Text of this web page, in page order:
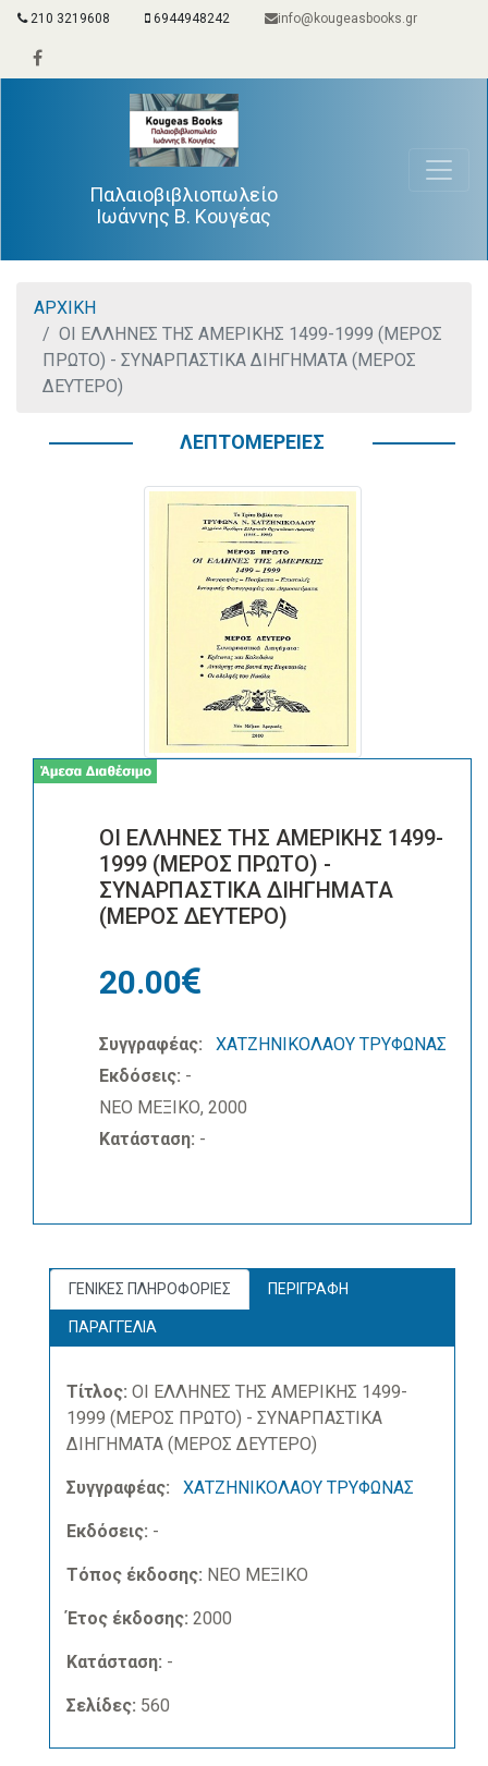
210 3219608 6944948242 info@kougeasbooks.gr
Παλαιοβιβλιοπωλείο
Ιωάννης Β. Κουγέας
ΑΡΧΙΚΗ
ΟΙ ΕΛΛΗΝΕΣ ΤΗΣ ΑΜΕΡΙΚΗΣ 1499-1999 (ΜΕΡΟΣ
ΠΡΩΤΟ) - ΣΥΝΑΡΠΑΣΤΙΚΑ ΔΙΗΓΗΜΑΤΑ (ΜΕΡΟΣ
ΔΕΥΤΕΡΟ)
ΛΕΠΤΟΜΕΡΕΙΕΣ
ΟΙ ΕΛΛΗΝΕΣ ΤΗΣ ΑΜΕΡΙΚΗΣ 1499-
1999 (ΜΕΡΟΣ ΠΡΩΤΟ) -
ΣΥΝΑΡΠΑΣΤΙΚΑ ΔΙΗΓΗΜΑΤΑ
(ΜΕΡΟΣ ΔΕΥΤΕΡΟ)
20.00
Συγγραφέας:
ΧΑΤΖΗΝΙΚΟΛΑΟΥ ΤΡΥΦΩΝΑΣ
Εκδόσεις: -
ΝΕΟ ΜΕΞΙΚΟ, 2000
Κατάσταση: -
ΓΕΝΙΚΕΣ ΠΛΗΡΟΦΟΡΙΕΣ ΠΕΡΙΓΡΑΦΗ
ΠΑΡΑΓΓΕΛΙΑ
Τίτλος: ΟΙ ΕΛΛΗΝΕΣ ΤΗΣ ΑΜΕΡΙΚΗΣ 1499-
1999 (ΜΕΡΟΣ ΠΡΩΤΟ) - ΣΥΝΑΡΠΑΣΤΙΚΑ
ΔΙΗΓΗΜΑΤΑ (ΜΕΡΟΣ ΔΕΥΤΕΡΟ)
Συγγραφέας: ΧΑΤΖΗΝΙΚΟΛΑΟΥ ΤΡΥΦΩΝΑΣ
Εκδόσεις: -
Τόπος έκδοσης: ΝΕΟ ΜΕΞΙΚΟ
Έτος έκδοσης: 2000
Κατάσταση: -
Σελίδες: 560